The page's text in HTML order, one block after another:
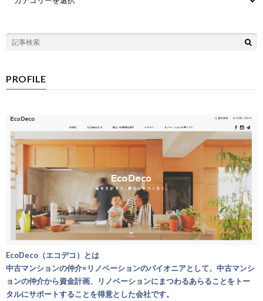
PROFILE
EcoDeco（エコデコ）とは
中古マンションの仲介×リノベーションのパイオニアとして、中古マンシ
ョンの仲介から資金計画、リノベーションにまつわるあらることをトー
タルにサポートすることを得意とした会社です。